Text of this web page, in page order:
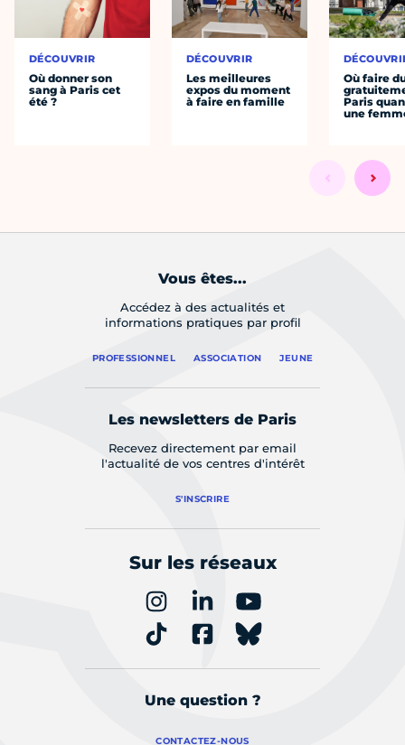
DÉCOUVRIR
Où donner son
sang à Paris cet
été ?
DÉCOUVRIR
Les meilleures
expos du moment
à faire en famille
Où faire
Paris
une
Vous êtes...
Accédez à des actualités et
informations pratiques par profil
PROFESSIONNEL ASSOCIATION JEUNE
Les newsletters de Paris
Recevez directement par email
l'actualité de vos centres d'intérêt
S'INSCRIRE
Sur les réseaux
Une question ?
CONTACTEZ-NOUS